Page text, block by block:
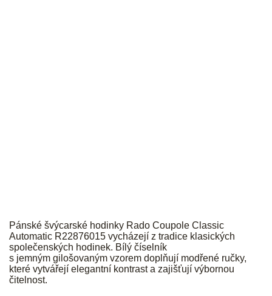
Pánské švýcarské hodinky Rado Coupole Classic
Automatic R22876015 vycházejí z tradice klasických
společenských hodinek. Bílý číselník
s jemným gilošovaným vzorem doplňují modřené ručky,
které vytvářejí elegantní kontrasta zajišťují výbornou
čitelnost.